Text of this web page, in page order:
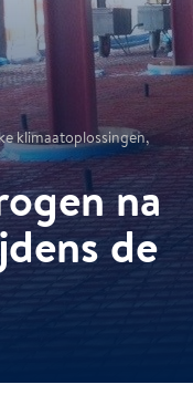
klimaatoplossingen,
na
de